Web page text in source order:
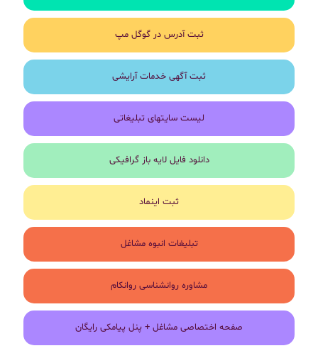
ثبت آدرس در گوگل مپ
ثبت آگهی خدمات آرایشی
لیست سایتهای تبلیغاتی
دانلود فایل لایه باز گرافیکی
ثبت اینماد
تبلیغات انبوه مشاغل
مشاوره روانشناسی روانکام
صفحه اختصاصی مشاغل + پنل پیامکی رایگان